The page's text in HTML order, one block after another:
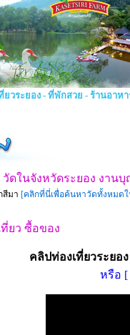
วระยอง - ที่พักสวย - ร้านอาห
ดในจังหวัดระยอง งาน
สีมา [คลิกที่นี่เพื่อค้นหาวัดทั้งหมดใ
ที่ยว ซื้อของ
คลิปท่องเที่ยวระยอ
หรือ [